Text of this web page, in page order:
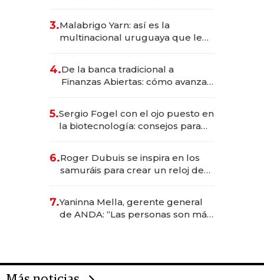
anticipación y prepara apertura
3.Malabrigo Yarn: así es la
multinacional uruguaya que le
4.De la banca tradicional a
Finanzas Abiertas: cómo avanza
5.Sergio Fogel con el ojo puesto en
la biotecnología: consejos para
6.Roger Dubuis se inspira en los
samuráis para crear un reloj de
7.Yaninna Mella, gerente general
de ANDA: “Las personas son más